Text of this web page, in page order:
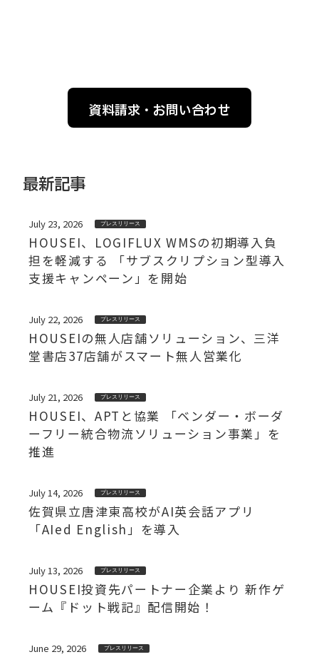
資料請求・お問い合わせ
最新記事
July 23, 2026 プレスリリース
HOUSEI、LOGIFLUX WMSの初期導入負
担を軽減する 「サブスクリプション型導入
支援キャンペーン」を開始
July 22, 2026 プレスリリース
HOUSEIの無人店舗ソリューション、三洋
堂書店37店舗がスマート無人営業化
July 21, 2026 プレスリリース
HOUSEI、APTと協業 「ベンダー・ボーダ
ーフリー統合物流ソリューション事業」を
推進
July 14, 2026 プレスリリース
佐賀県立唐津東高校がAI英会話アプリ
「AIed English」を導入
July 13, 2026 プレスリリース
HOUSEI投資先パートナー企業より 新作ゲ
ーム『ドット戦記』配信開始！
June 29, 2026 プレスリリース